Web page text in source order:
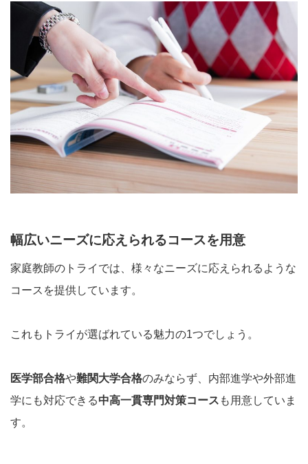
幅広いニーズに応えられるコースを用意
家庭教師のトライでは、様々なニーズに応えられるような
コースを提供しています。
これもトライが選ばれている魅力の1つでしょう。
医学部合格や難関大学合格のみならず、内部進学や外部進
学にも対応できる中高一貫専門対策コース も用意していま
す。